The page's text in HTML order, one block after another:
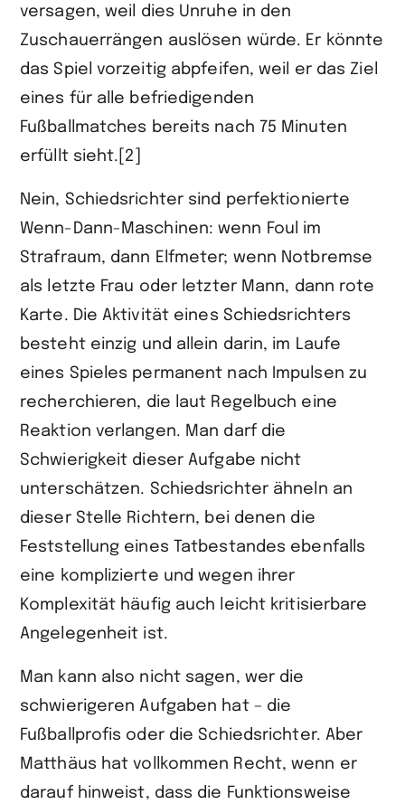
versagen, weil dies Unruhe in den
Zuschauerrängen auslösen würde. Er könnte
das Spiel vorzeitig abpfeifen, weil er das Ziel
eines für alle befriedigenden
Fußballmatches bereits nach 75 Minuten
erfüllt sieht.[2]
Nein, Schiedsrichter sind perfektionierte
Wenn-Dann-Maschinen: wenn Foul im
Strafraum, dann Elfmeter; wenn Notbremse
als letzte Frau oder letzter Mann, dann rote
Karte. Die Aktivität eines Schiedsrichters
besteht einzig und allein darin, im Laufe
eines Spieles permanent nach Impulsen zu
recherchieren, die laut Regelbuch eine
Reaktion verlangen. Man darf die
Schwierigkeit dieser Aufgabe nicht
unterschätzen. Schiedsrichter ähneln an
dieser Stelle Richtern, bei denen die
Feststellung eines Tatbestandes ebenfalls
eine komplizierte und wegen ihrer
Komplexität häufig auch leicht kritisierbare
Angelegenheit ist.
Man kann also nicht sagen, wer die
schwierigeren Aufgaben hat – die
Fußballprofis oder die Schiedsrichter. Aber
Matthäus hat vollkommen Recht, wenn er
darauf hinweist, dass die Funktionsweise